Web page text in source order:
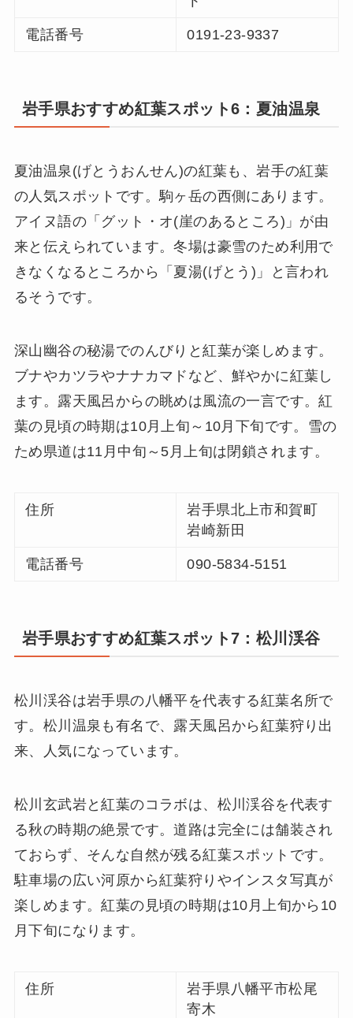
電話番号 0191-23-9337
岩手県おすすめ紅葉スポット6：夏油温泉
夏油温泉(げとうおんせん)の紅葉も、岩手の紅葉
の人気スポットです。駒ヶ岳の西側にあります。
アイヌ語の「グット・オ(崖のあるところ)」が由
来と伝えられています。冬場は豪雪のため利用で
きなくなるところから「夏湯(げとう)」と言われ
るそうです。
深山幽谷の秘湯でのんびりと紅葉が楽しめます。
ブナやカツラやナナカマドなど、鮮やかに紅葉し
ます。露天風呂からの眺めは風流の一言です。紅
葉の見頃の時期は10月上旬～10月下旬です。雪の
ため県道は11月中旬～5月上旬は閉鎖されます。
住所
岩手県北上市和賀町
岩崎新田
電話番号 090-5834-5151
岩手県おすすめ紅葉スポット7：松川渓谷
松川渓谷は岩手県の八幡平を代表する紅葉名所で
す。松川温泉も有名で、露天風呂から紅葉狩り出
来、人気になっています。
松川玄武岩と紅葉のコラボは、松川渓谷を代表す
る秋の時期の絶景です。道路は完全には舗装され
ておらず、そんな自然が残る紅葉スポットです。
駐車場の広い河原から紅葉狩りやインスタ写真が
楽しめます。紅葉の見頃の時期は10月上旬から10
月下旬になります。
住所
岩手県八幡平市松尾
寄木